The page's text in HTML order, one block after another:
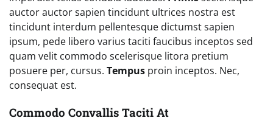
auctor auctor sapien tincidunt ultrices nostra est
tincidunt interdum pellentesque dictumst sapien
ipsum, pede libero varius taciti faucibus inceptos sed
quam velit commodo scelerisque litora pretium
posuere per, cursus. Tempus proin inceptos. Nec,
consequat est.
Commodo Convallis Taciti At